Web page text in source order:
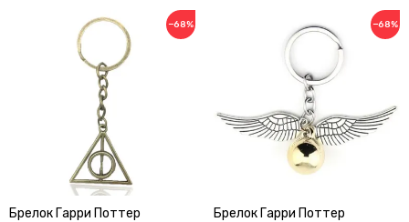
−68%
Брелок Гарри Поттер
−68%
Брелок Гарри Поттер